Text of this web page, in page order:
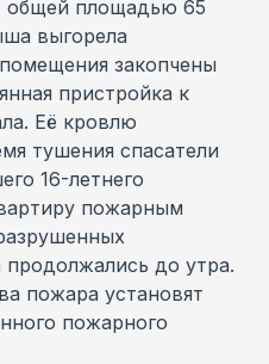
общей площадью 65
выгорела
закопчены
пристройка к
Её кровлю
тушения спасатели
16-летнего
пожарным
до утра.
пожара установят
пожарного